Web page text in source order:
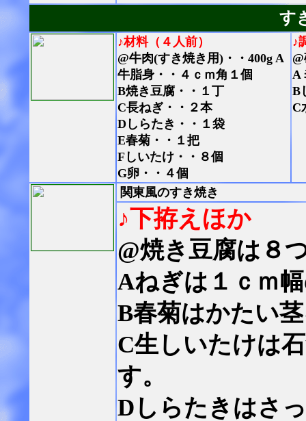
す
♪材料（４人前）
@牛肉(すき焼き用)・・400g A
牛脂身・・４ｃｍ角１個
B焼き豆腐・・１丁
C長ねぎ・・２本
Dしらたき・・１袋
E春菊・・１把
Fしいたけ・・８個
G卵・・４個
♪
A
B
C
関東風のすき焼き
♪下拵えほか
@焼き豆腐は８
Aねぎは１ｃｍ
B春菊はかたい
C生しいたけは
す。
Dしらたきはさ